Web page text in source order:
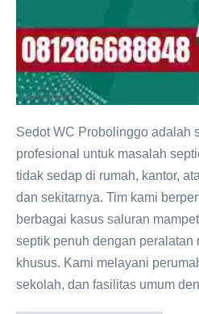
Sedot WC Probolinggo adalah
profesional untuk masalah
tidak sedap di rumah, kantor,
dan sekitarnya. Tim kami
berbagai kasus saluran
septik penuh dengan peralatan
khusus. Kami melayani
sekolah, dan fasilitas umum